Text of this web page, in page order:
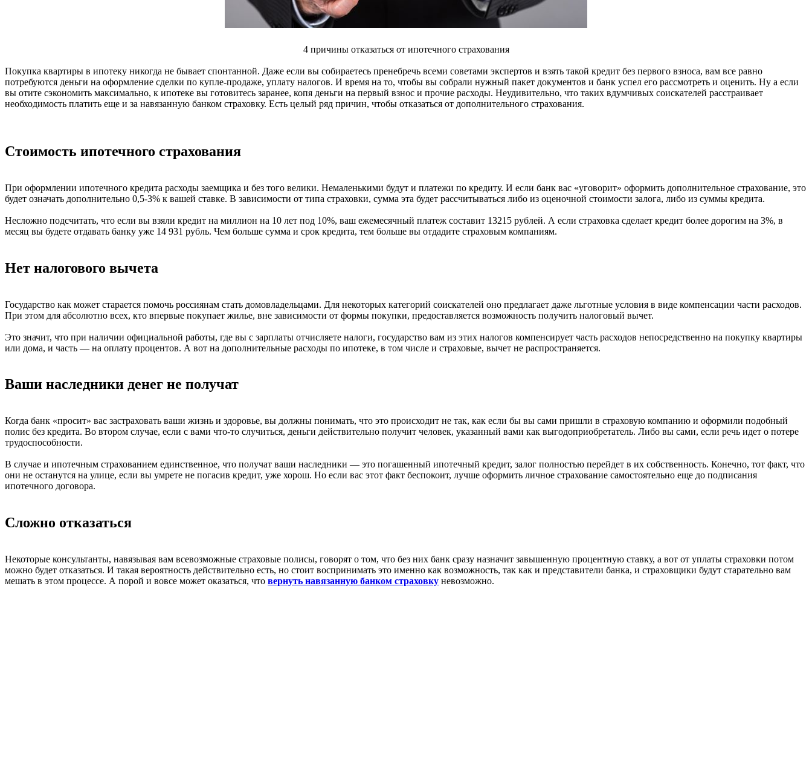
4 причины отказаться от ипотечного страхования
Покупка квартиры в ипотеку никогда не бывает спонтанной. Даже если вы собираетесь пренебречь всеми советами экспертов и взять такой кредит без первого взноса, вам все равно
потребуются деньги на оформление сделки по купле-продаже, уплату налогов. И время на то, чтобы вы собрали нужный пакет документов и банк успел его рассмотреть и оценить. Ну а если
вы отите сэкономить максимально, к ипотеке вы готовитесь заранее, копя деньги на первый взнос и прочие расходы. Неудивительно, что таких вдумчивых соискателей расстраивает
необходимость платить еще и за навязанную банком страховку. Есть целый ряд причин, чтобы отказаться от дополнительного страхования.
Стоимость ипотечного страхования
При оформлении ипотечного кредита расходы заемщика и без того велики. Немаленькими будут и платежи по кредиту. И если банк вас «уговорит» оформить дополнительное страхование, это
будет означать дополнительно 0,5-3% к вашей ставке. В зависимости от типа страховки, сумма эта будет рассчитываться либо из оценочной стоимости залога, либо из суммы кредита.
Несложно подсчитать, что если вы взяли кредит на миллион на 10 лет под 10%, ваш ежемесячный платеж составит 13215 рублей. А если страховка сделает кредит более дорогим на 3%, в
месяц вы будете отдавать банку уже 14 931 рубль. Чем больше сумма и срок кредита, тем больше вы отдадите страховым компаниям.
Нет налогового вычета
Государство как может старается помочь россиянам стать домовладельцами. Для некоторых категорий соискателей оно предлагает даже льготные условия в виде компенсации части расходов.
При этом для абсолютно всех, кто впервые покупает жилье, вне зависимости от формы покупки, предоставляется возможность получить налоговый вычет.
Это значит, что при наличии официальной работы, где вы с зарплаты отчисляете налоги, государство вам из этих налогов компенсирует часть расходов непосредственно на покупку квартиры
или дома, и часть — на оплату процентов. А вот на дополнительные расходы по ипотеке, в том числе и страховые, вычет не распространяется.
Ваши наследники денег не получат
Когда банк «просит» вас застраховать ваши жизнь и здоровье, вы должны понимать, что это происходит не так, как если бы вы сами пришли в страховую компанию и оформили подобный
полис без кредита. Во втором случае, если с вами что-то случиться, деньги действительно получит человек, указанный вами как выгодоприобретатель. Либо вы сами, если речь идет о потере
трудоспособности.
В случае и ипотечным страхованием единственное, что получат ваши наследники — это погашенный ипотечный кредит, залог полностью перейдет в их собственность. Конечно, тот факт, что
они не останутся на улице, если вы умрете не погасив кредит, уже хорош. Но если вас этот факт беспокоит, лучше оформить личное страхование самостоятельно еще до подписания
ипотечного договора.
Сложно отказаться
Некоторые консультанты, навязывая вам всевозможные страховые полисы, говорят о том, что без них банк сразу назначит завышенную процентную ставку, а вот от уплаты страховки потом
можно будет отказаться. И такая вероятность действительно есть, но стоит воспринимать это именно как возможность, так как и представители банка, и страховщики будут старательно вам
мешать в этом процессе. А порой и вовсе может оказаться, что вернуть навязанную банком страховку невозможно.